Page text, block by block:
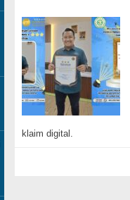
klaim digital.